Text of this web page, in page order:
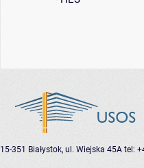
15-351 Białystok, ul. Wiejska 45A tel: